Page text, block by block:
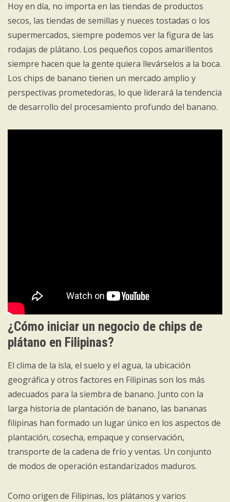
Hoy en día, no importa en las tiendas de productos
secos, las tiendas de semillas y nueces tostadas o los
supermercados, siempre podemos ver la figura de las
rodajas de plátano. Los pequeños copos amarillentos
siempre hacen que la gente quiera llevárselos a la boca.
Los chips de banano tienen un mercado amplio y
perspectivas prometedoras, lo que liderará la tendencia
de desarrollo del procesamiento profundo del banano.
¿Cómo iniciar un negocio de chips de
plátano en Filipinas?
El clima de la isla, el suelo y el agua, la ubicación
geográfica y otros factores en Filipinas son los más
adecuados para la siembra de banano. Junto con la
larga historia de plantación de banano, las bananas
filipinas han formado un lugar único en los aspectos de
plantación, cosecha, empaque y conservación,
transporte de la cadena de frío y ventas. Un conjunto
de modos de operación estandarizados maduros.
Como origen de Filipinas, los plátanos y varios